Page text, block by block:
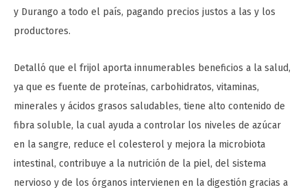
y Durango a todo el país, pagando precios justos a las y los
productores.
Detalló que el frijol aporta innumerables beneficios a la salud,
ya que es fuente de proteínas, carbohidratos, vitaminas,
minerales y ácidos grasos saludables, tiene alto contenido de
fibra soluble, la cual ayuda a controlar los niveles de azúcar
en la sangre, reduce el colesterol y mejora la microbiota
intestinal, contribuye a la nutrición de la piel, del sistema
nervioso y de los órganos intervienen en la digestión gracias a